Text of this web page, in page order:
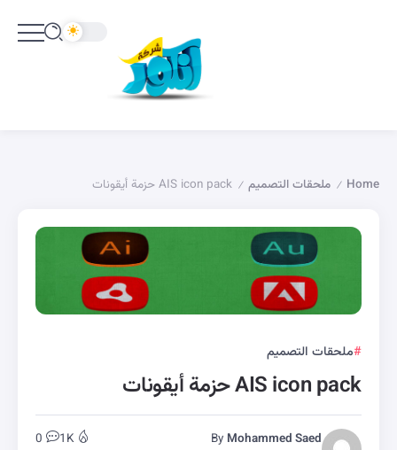
Home
/ ملحقات التصميم / AIS icon pack حزمة أيقونات
ملحقات التصميم
AIS icon pack حزمة أيقونات
By Mohammed Saed
1K
0